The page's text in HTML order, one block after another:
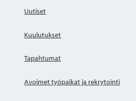
Uutiset
Kuulutukset
Tapahtumat
Avoimet työpaikat ja rekrytointi